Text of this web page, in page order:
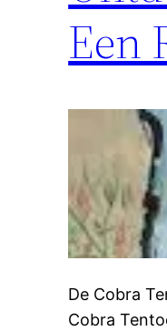
Een
De Cobra
Cobra